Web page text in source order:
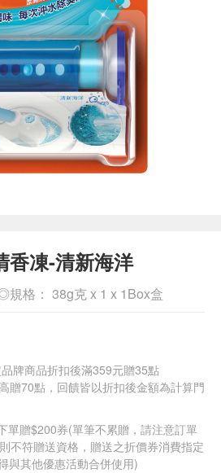
香凍-清新海洋
規格： 38g克 x 1 x 1Box盒
牌商品折扣後滿359元贈35點
贈70點，回饋皆以折扣後金額為計算門
單贈$200券(單筆不累贈，請注意訂單
不符贈送資格，贈送之折價券消費指定
與其他優惠活動合併使用)